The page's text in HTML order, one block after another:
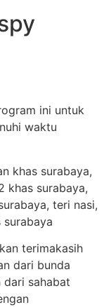
ini untuk
waktu
terimakasih
dari bunda
dari sahabat